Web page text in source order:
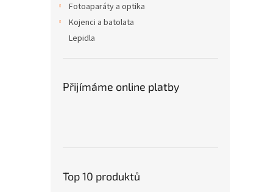
Fotoaparáty a optika
Kojenci a batolata
Lepidla
Přijímáme online platby
Top 10 produktů